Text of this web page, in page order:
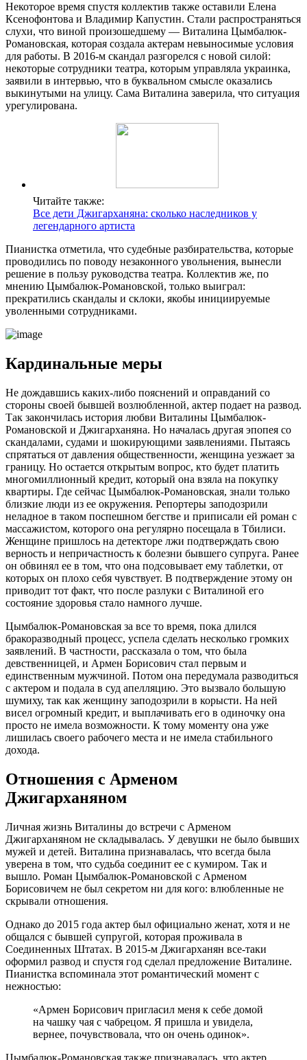
Некоторое время спустя коллектив также оставили Елена
Ксенофонтова и Владимир Капустин. Стали распространяться
слухи, что виной произошедшему — Виталина Цымбалюк-
Романовская, которая создала актерам невыносимые условия
для работы. В 2016-м скандал разгорелся с новой силой:
некоторые сотрудники театра, которым управляла украинка,
заявили в интервью, что в буквальном смысле оказались
выкинутыми на улицу. Сама Виталина заверила, что ситуация
урегулирована.
Читайте также:
Все дети Джигарханяна: сколько наследников у
легендарного артиста
Пианистка отметила, что судебные разбирательства, которые
проводились по поводу незаконного увольнения, вынесли
решение в пользу руководства театра. Коллектив же, по
мнению Цымбалюк-Романовской, только выиграл:
прекратились скандалы и склоки, якобы инициируемые
уволенными сотрудниками.
Кардинальные меры
Не дождавшись каких-либо пояснений и оправданий со
стороны своей бывшей возлюбленной, актер подает на развод.
Так закончилась история любви Виталины Цымбалюк-
Романовской и Джигарханяна. Но началась другая эпопея со
скандалами, судами и шокирующими заявлениями. Пытаясь
спрятаться от давления общественности, женщина уезжает за
границу. Но остается открытым вопрос, кто будет платить
многомиллионный кредит, который она взяла на покупку
квартиры. Где сейчас Цымбалюк-Романовская, знали только
близкие люди из ее окружения. Репортеры заподозрили
неладное в таком поспешном бегстве и приписали ей роман с
массажистом, которого она регулярно посещала в Тбилиси.
Женщине пришлось на детекторе лжи подтверждать свою
верность и непричастность к болезни бывшего супруга. Ранее
он обвинял ее в том, что она подсовывает ему таблетки, от
которых он плохо себя чувствует. В подтверждение этому он
приводит тот факт, что после разлуки с Виталиной его
состояние здоровья стало намного лучше.
Цымбалюк-Романовская за все то время, пока длился
бракоразводный процесс, успела сделать несколько громких
заявлений. В частности, рассказала о том, что была
девственницей, и Армен Борисович стал первым и
единственным мужчиной. Потом она передумала разводиться
с актером и подала в суд апелляцию. Это вызвало большую
шумиху, так как женщину заподозрили в корысти. На ней
висел огромный кредит, и выплачивать его в одиночку она
просто не имела возможности. К тому моменту она уже
лишилась своего рабочего места и не имела стабильного
дохода.
Отношения с Арменом
Джигарханяном
Личная жизнь Виталины до встречи с Арменом
Джигарханяном не складывалась. У девушки не было бывших
мужей и детей. Виталина признавалась, что всегда была
уверена в том, что судьба соединит ее с кумиром. Так и
вышло. Роман Цымбалюк-Романовской с Арменом
Борисовичем не был секретом ни для кого: влюбленные не
скрывали отношения.
Однако до 2015 года актер был официально женат, хотя и не
общался с бывшей супругой, которая проживала в
Соединенных Штатах. В 2015-м Джигарханян все-таки
оформил развод и спустя год сделал предложение Виталине.
Пианистка вспоминала этот романтический момент с
нежностью:
«Армен Борисович пригласил меня к себе домой
на чашку чая с чабрецом. Я пришла и увидела,
вернее, почувствовала, что он очень одинок».
Цымбалюк-Романовская также признавалась, что актер